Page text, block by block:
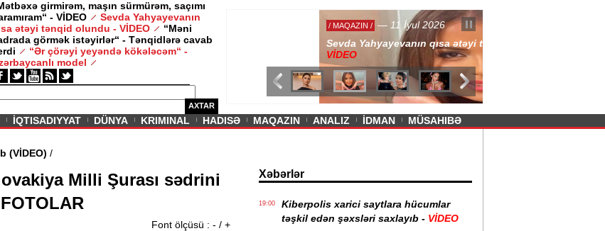
girmirəm, maşın sürmürəm, saçımı
- VİDEO
Sevda Yahyayevanın
ətəyi tənqid olundu - VİDEO
“Məni
görmək istəyirlər“ - Tənqidlərə cavab
“Ər çörəyi yeyəndə kökələcəm“ -
model
AXTAR
— 11 İyul 2026
Sevda Yahyayevanın qısa ətəyi tənqid olundu -
İQTISADIYYAT DÜNYA KRIMINAL HADISƏ MAQAZIN ANALIZ İDMAN MÜSAHIBƏ
məşəl sönüb (VİDEO)
Milli Şurası sədrini
Font ölçüsü : - / +
Xəbərlər
19:00
Kiberpolis xarici saytlara hücumlar
təşkil edən şəxsləri saxlayıb - VİDEO